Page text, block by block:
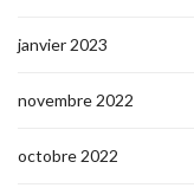
janvier 2023
novembre 2022
octobre 2022